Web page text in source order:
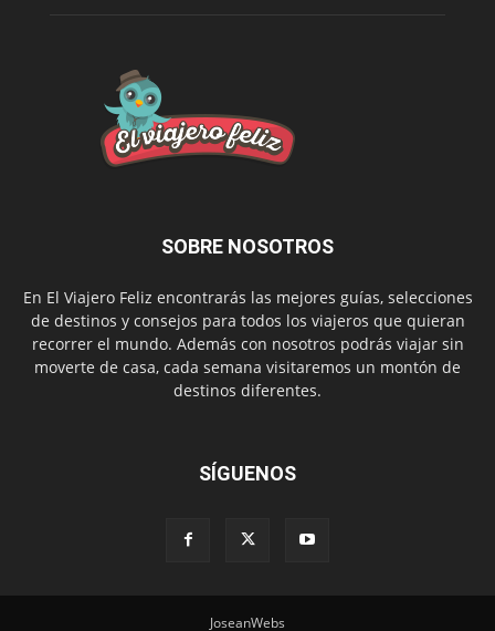
SOBRE NOSOTROS
En El Viajero Feliz encontrarás las mejores guías, selecciones
de destinos y consejos para todos los viajeros que quieran
recorrer el mundo. Además con nosotros podrás viajar sin
moverte de casa, cada semana visitaremos un montón de
destinos diferentes.
SÍGUENOS
JoseanWebs